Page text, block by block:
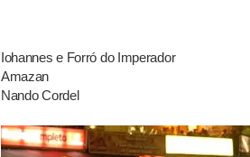
Iohannes e Forró do Imperador
Amazan
Nando Cordel